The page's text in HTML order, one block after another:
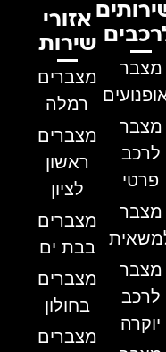
מצבר
מצבר
לרכב
פרטי
מצבר
מצבר
לרכב
יוקרה
אזורי
שירות
מצברים
רמלה
מצברים
ראשון
לציון
מצברים
בבת ים
מצברים
בחולון
מצברים